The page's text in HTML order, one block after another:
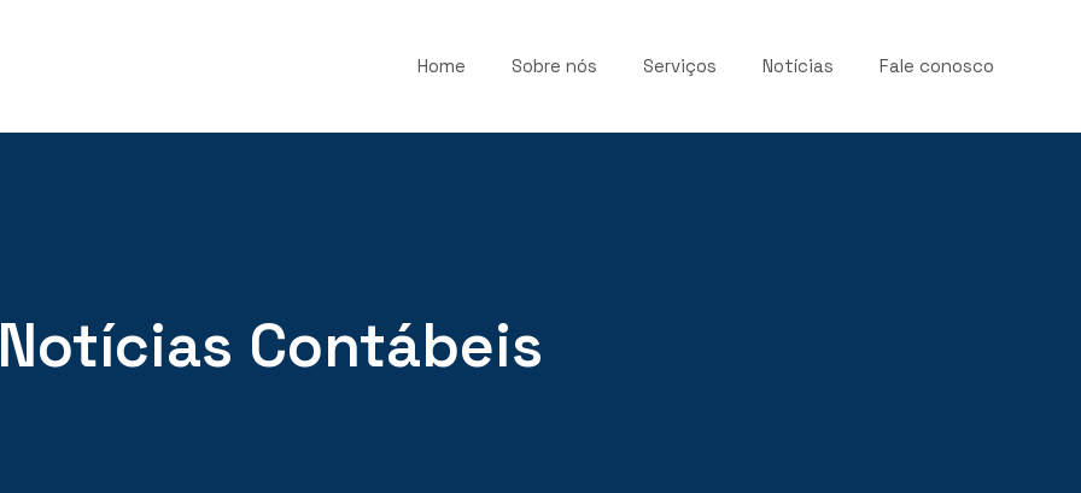
Home Sobre nós Serviços Notícias Fale conosco
Notícias Contábeis